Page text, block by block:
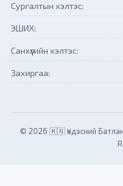
Сургалтын хэлтэс:
ЭШИХ:
Санхүүгийн хэлтэс:
Захиргаа:
© 2026 🇲🇳 Үндэсний